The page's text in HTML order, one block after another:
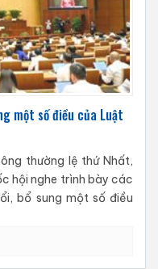
một số điều của Luật
thường lệ thứ Nhất,
hội nghe trình bày các
bổ sung một số điều